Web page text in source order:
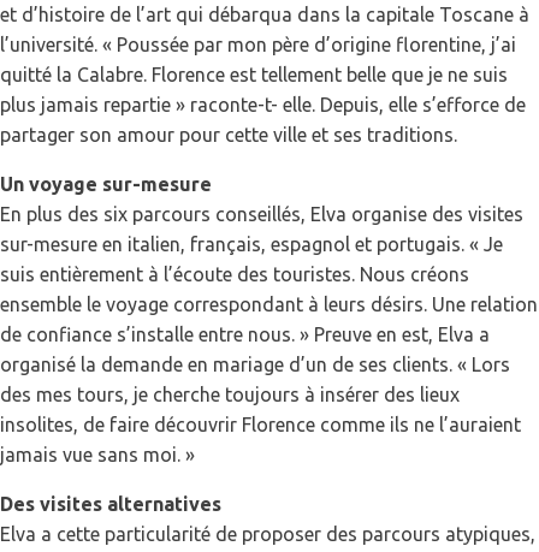
et d’histoire de l’art qui débarqua dans la capitale Toscane à
l’université. « Poussée par mon père d’origine florentine, j’ai
quitté la Calabre. Florence est tellement belle que je ne suis
plus jamais repartie » raconte-t- elle. Depuis, elle s’efforce de
partager son amour pour cette ville et ses traditions.
Un voyage sur-mesure
En plus des six parcours conseillés, Elva organise des visites
sur-mesure en italien, français, espagnol et portugais. « Je
suis entièrement à l’écoute des touristes. Nous créons
ensemble le voyage correspondant à leurs désirs. Une relation
de confiance s’installe entre nous. » Preuve en est, Elva a
organisé la demande en mariage d’un de ses clients. « Lors
des mes tours, je cherche toujours à insérer des lieux
insolites, de faire découvrir Florence comme ils ne l’auraient
jamais vue sans moi. »
Des visites alternatives
Elva a cette particularité de proposer des parcours atypiques,